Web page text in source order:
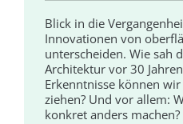
Blick in die
Innovationen von
unterscheiden. Wie sah
Architektur vor 30
Erkenntnisse können
ziehen? Und vor allem:
konkret anders machen?